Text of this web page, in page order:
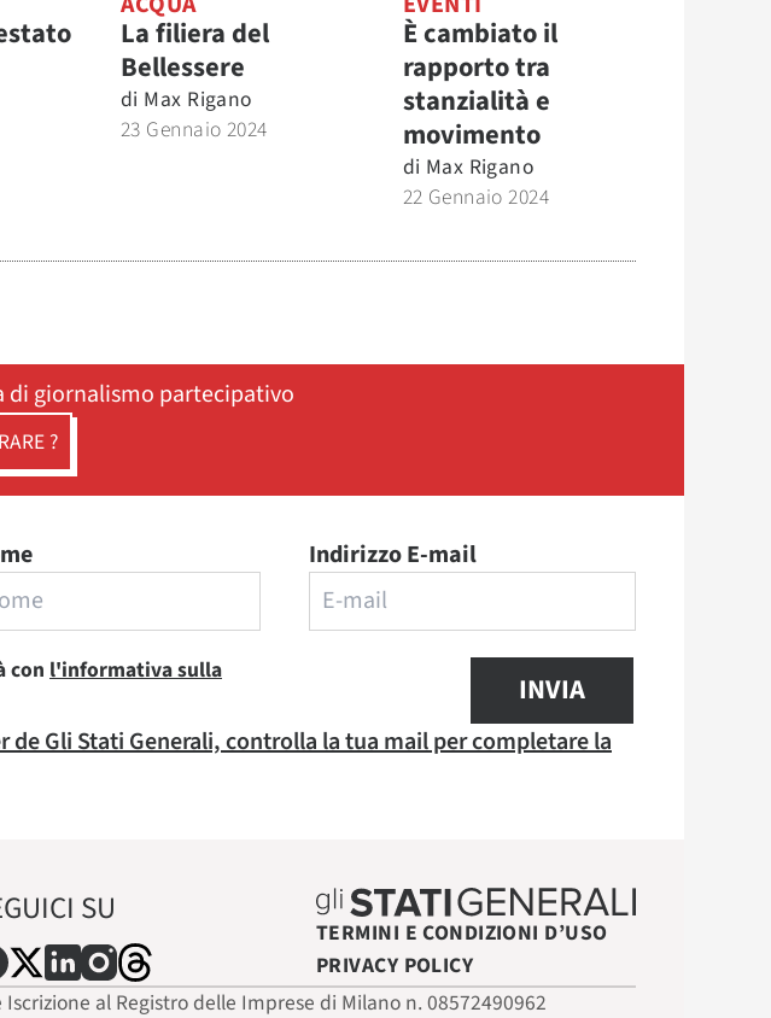
La filiera del
Bellessere
di Max Rigano
23 Gennaio 2024
È cambiato il
rapporto tra
stanzialità e
movimento
di Max Rigano
22 Gennaio 2024
di giornalismo partecipativo
?
Indirizzo E-mail
con l'informativa sulla
INVIA
Gli Stati Generali, controlla la tua mail per completare la
SU
TERMINI E CONDIZIONI D’USO
PRIVACY POLICY
al Registro delle Imprese di Milano n. 08572490962